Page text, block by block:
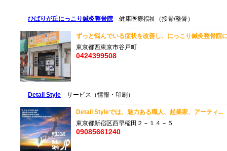
ひばりが丘にっこり鍼灸整骨院 健康医療福祉（接骨/整骨）
ずっと悩んでいる症状を改善し、にっこり鍼灸整骨
東京都西東京市谷戸町
0424399508
Detail Style サービス（情報・印刷）
Detail Styleでは、魅力ある職人、起業家、アーティ
東京都新宿区西早稲田２－１４－５
09085661240